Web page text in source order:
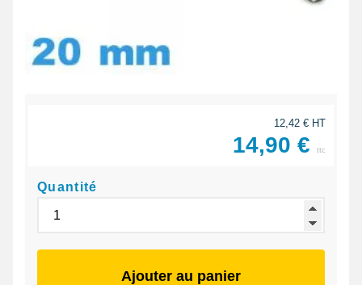
12,42 € HT
14,90 € ttc
Quantité
Ajouter au panier